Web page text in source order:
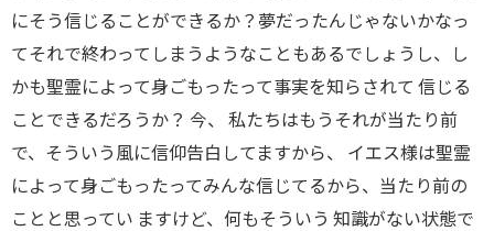
にそう信じることができるか？夢だったんじゃないかなっ
てそれで終わってしまうようなこともあるでしょうし、し
かも聖霊によって身ごもったって事実を知らされて 信じる
ことできるだろうか？ 今、 私たちはもうそれが当たり前
で、そういう風に信仰告白してますから、 イエス様は聖霊
によって身ごもったってみんな信じてるから、当たり前の
ことと思ってい ますけど、何もそういう 知識がない状態で